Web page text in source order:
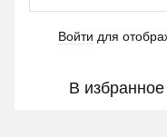
Войти для
В избранное